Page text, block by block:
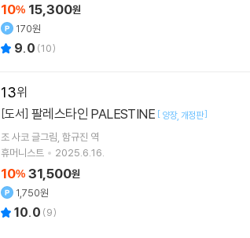
10% 15,300원
170원
9.0 (10)
13
[도서] 팔레스타인 PALESTINE [ 양장 개정판]
조 사코글그림 함규진 역
휴머니스트
2025.6.16.
10% 31,500원
1,750원
10.0 (9)